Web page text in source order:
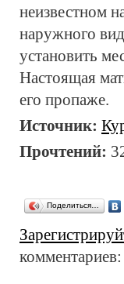
неизвестном
наружного
установить
Настоящая
его пропаже.
Источник:
Прочтений:
Поделиться…